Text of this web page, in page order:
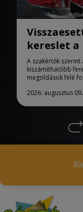
kereslet
A szakértők
kiszámíthatóbb
megoldások felé
2026. augusztus 09.